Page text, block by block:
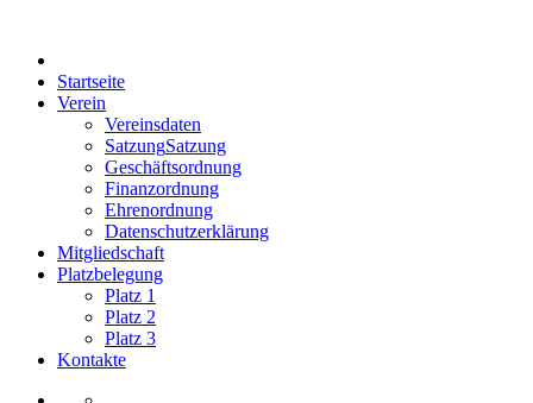
Startseite
Verein
Vereinsdaten
SatzungSatzung
Geschäftsordnung
Finanzordnung
Ehrenordnung
Datenschutzerklärung
Mitgliedschaft
Platzbelegung
Platz 1
Platz 2
Platz 3
Kontakte